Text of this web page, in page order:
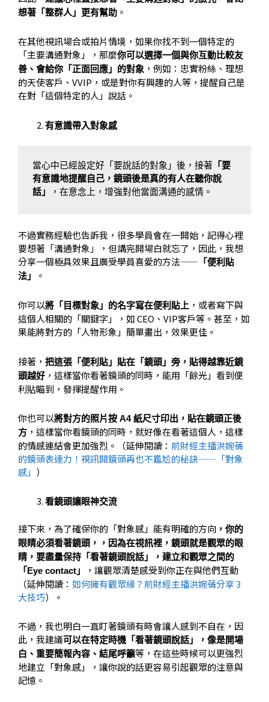
想著「整群人」更有幫助 。
在其他視訊場合或拍片情境，如果你找不到一個特定的
「主要溝通對象」，那麼你可以選擇一個與你互動比較友
善、會給你「正面回應」的對象 ，例如：忠實粉絲、理想
的天使客戶、VVIP，或是對你有興趣的人等，提醒自己是
在對「這個特定的人」說話。
有意識帶入對象感
當心中已經設定好「要說話的對象」後，接著 「要
有意識地提醒自己，鏡頭後是真的有人在聽你說
話」
，在意念上，增強對他當面溝通的感情。
不過實務經驗也告訴我，很多學員會在一開始，記得心裡
要想著「溝通對象」，但講完開場白就忘了，因此，我想
分享一個極具效果且廣受學員喜愛的方法—— 「便利貼
法」
。
你可以將「目標對象」的名字寫在便利貼上 ，或者寫下與
這個人相關的「關鍵字」，如 CEO、VIP客戶等。甚至，如
果能將對方的「人物形象」簡單畫出，效果更佳。
接著， 把這張「便利貼」貼在「鏡頭」旁，貼得越靠近鏡
頭越好 ，這樣當你看著鏡頭的同時，能用「餘光」看到便
利貼瞄到，發揮提醒作用。
你也可以將對方的照片按 A4 紙尺寸印出，貼在鏡頭正後
方 ，這樣當你看鏡頭的同時，就好像在看著這個人，這樣
的情感連結會更加強烈。（延伸閱讀： 前財經主播洪婉蒨
的鏡頭表達力！視訊開鏡頭再也不尷尬的秘訣——「對象
感」 ）
看鏡頭讓眼神交流
接下來，為了確保你的「對象感」能有明確的方向 ，你的
眼睛必須看著鏡頭，，因為在視訊裡，鏡頭就是觀眾的眼
睛，要盡量保持「看著鏡頭說話」，建立和觀眾之間的
「Eye contact」
，讓觀眾清楚感受到你正在與他們互動
（延伸閱讀： 如何擁有觀眾緣？前財經主播洪婉蒨分享 3
大技巧）。
不過，我也明白一直盯著鏡頭有時會讓人感到不自在，因
此，我建議可以在特定時機「看著鏡頭說話」，像是開場
白、重要簡報內容、結尾呼籲等，在這些時候可以更強烈
地建立「對象感」，讓你說的話更容易引起觀眾的注意與
記憶。